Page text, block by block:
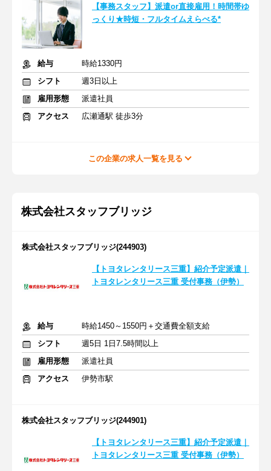
【事務スタッフ】派遣or直接雇用！時間帯ゆ
っくり★時短・フルタイムえらべる*
給与
時給1330円
シフト
週3日以上
雇用形態
派遣社員
アクセス
広瀬通駅 徒歩3分
この企業の求人一覧を見る
株式会社スタッフブリッジ
株式会社スタッフブリッジ(244903)
【トヨタレンタリース三重】紹介予定派遣｜
トヨタレンタリース三重 受付事務（伊勢）
給与
時給1450～1550円＋交通費全額支給
シフト
週5日 1日7.5時間以上
雇用形態
派遣社員
アクセス
伊勢市駅
株式会社スタッフブリッジ(244901)
【トヨタレンタリース三重】紹介予定派遣｜
トヨタレンタリース三重 受付事務（伊勢）